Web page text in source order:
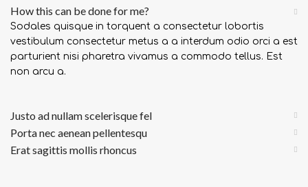
How this can be done for me?
Sodales quisque in torquent a consectetur lobortis
vestibulum consectetur metus a a interdum odio orci a est
parturient nisi pharetra vivamus a commodo tellus. Est
non arcu a.
Justo ad nullam scelerisque fel
Porta nec aenean pellentesqu
Erat sagittis mollis rhoncus